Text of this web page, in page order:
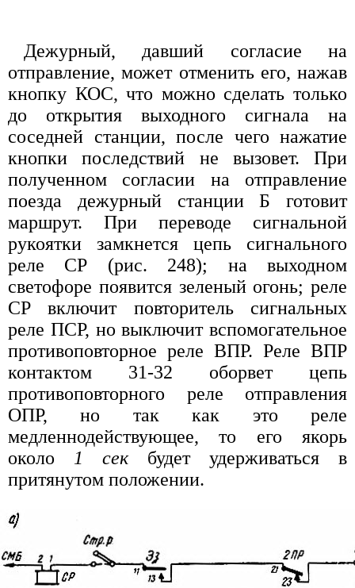
Дежурный, давший согласие на
отправление, может отменить его, нажав
кнопку КОС, что можно сделать только
до открытия выходного сигнала на
соседней станции, после чего нажатие
кнопки последствий не вызовет. При
полученном согласии на отправление
поезда дежурный станции Б готовит
маршрут. При переводе сигнальной
рукоятки замкнется цепь сигнального
реле СР (рис. 248); на выходном
светофоре появится зеленый огонь; реле
СР включит повторитель сигнальных
реле ПСР, но выключит вспомогательное
противоповторное реле ВПР. Реле ВПР
контактом 31-32 оборвет цепь
противоповторного реле отправления
ОПР, но так как это реле
медленнодействующее, то его якорь
около
1 секбудет удерживаться в
притянутом положении.